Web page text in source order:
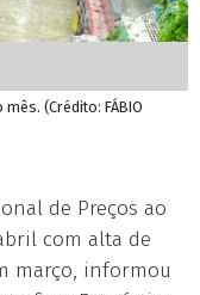
(Crédito: FÁBIO
de Preços ao
com alta de
março, informou